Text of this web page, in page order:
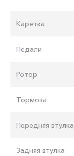
Каретка
Педали
Ротор
Тормоза
Передняя втулка
Задняя втулка